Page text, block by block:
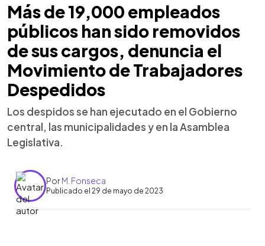
Más de 19,000 empleados
públicos han sido removidos
de sus cargos, denuncia el
Movimiento de Trabajadores
Despedidos
Los despidos se han ejecutado en el Gobierno
central, las municipalidades y en la Asamblea
Legislativa.
PorM. Fonseca
Publicado el 29 de mayo de 2023